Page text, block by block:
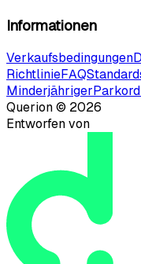
Informationen
Verkaufsbedingungen
RichtlinieFAQ
Minderjähriger
Querion © 2026
Entworfen von